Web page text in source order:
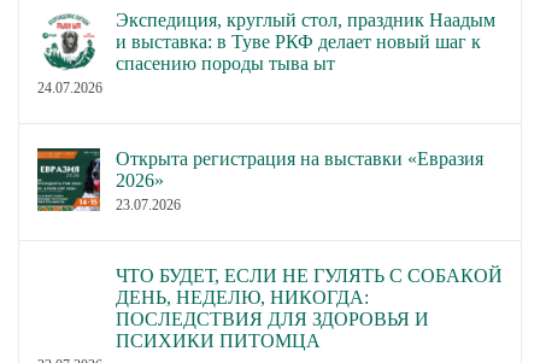
Экспедиция, круглый стол, праздник Наадым
и выставка: в Туве РКФ делает новый шаг к
спасению породы тыва ыт
24.07.2026
Открыта регистрация на выставки «Евразия
2026»
23.07.2026
ЧТО БУДЕТ, ЕСЛИ НЕ ГУЛЯТЬ С СОБАКОЙ
ДЕНЬ, НЕДЕЛЮ, НИКОГДА:
ПОСЛЕДСТВИЯ ДЛЯ ЗДОРОВЬЯ И
ПСИХИКИ ПИТОМЦА